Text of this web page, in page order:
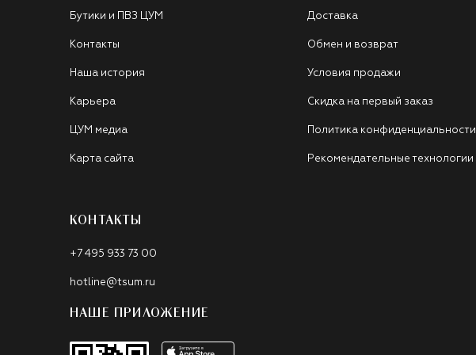
Бутики и ПВЗ ЦУМ
Контакты
Наша история
Карьера
ЦУМ медиа
Карта сайта
Доставка
Обмен и возврат
Условия продажи
Скидка на первый заказ
Политика конфиденциальности
Рекомендательные технологии
КОНТАКТЫ
+7 495 933 73 00
hotline@tsum.ru
НАШЕ ПРИЛОЖЕНИЕ